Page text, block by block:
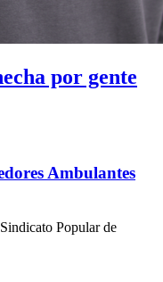
por gente
Ambulantes
Popular de